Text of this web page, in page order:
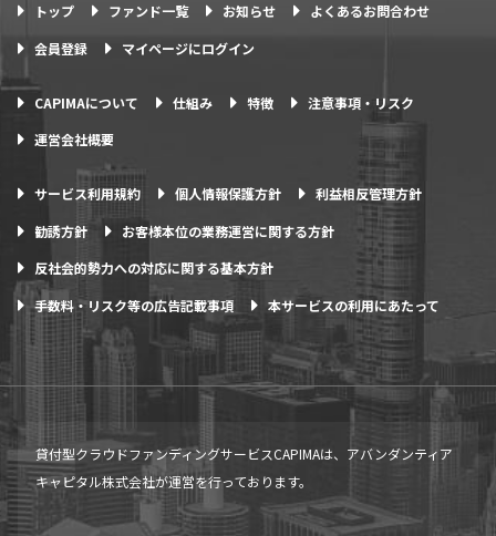
トップ ファンド一覧 お知らせ
よくあるお問合わせ
会員登録
マイページにログイン
CAPIMAについて 仕組み 特徴
注意事項・リスク
運営会社概要
サービス利用規約 個人情報保護方針
利益相反管理方針
勧誘方針
お客様本位の業務運営に関する方針
反社会的勢力への対応に関する基本方針
手数料・リスク等の広告記載事項
本サービスの利用にあたって
貸付型クラウドファンディングサービスCAPIMAは、アバンダンティア
キャピタル株式会社が運営を行っております。